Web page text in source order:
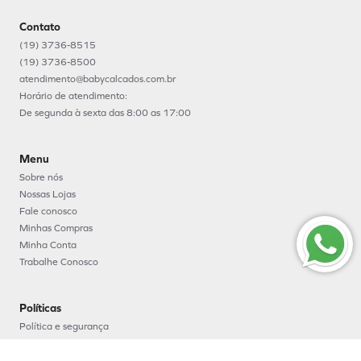
Contato
(19) 3736-8515
(19) 3736-8500
atendimento@babycalcados.com.br
Horário de atendimento:
De segunda à sexta das 8:00 as 17:00
Menu
Sobre nós
Nossas Lojas
Fale conosco
Minhas Compras
Minha Conta
Trabalhe Conosco
Políticas
Política e segurança